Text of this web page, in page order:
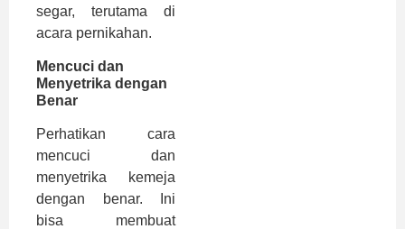
segar, terutama di
acara pernikahan.
Mencuci dan
Menyetrika dengan
Benar
Perhatikan cara
mencuci dan
menyetrika kemeja
dengan benar. Ini
bisa membuat